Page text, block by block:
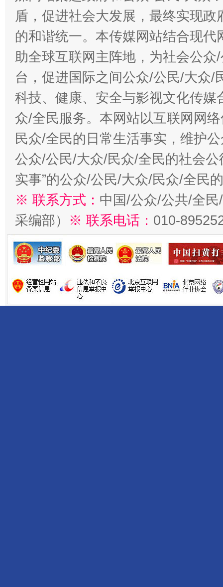
盾，促进社会大发展，最终实现
的和谐统一。本传媒网站结合现
助全球互联网主阵地，为社会公
台，促进国际之间公众/公民/大众/
科技、健康、安全与影视文化传
众/全民服务。本网站以互联网网
民众/全民的日常生活事实，维护
公众/公民/大众/民众/全民的社会公
实事”的公众/公民/大众/民众/全民
※ 联系方式： 中国/公众/公共/全
采编部） ※ 联系电话： 010-